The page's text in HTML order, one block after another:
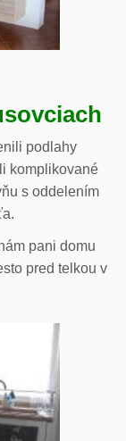
podlahy
komplikované
s oddelením
pani domu
pred telkou v